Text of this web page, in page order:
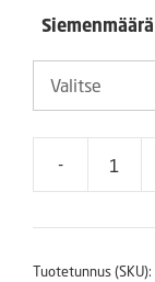
Siemenmäärä
-
Tuotetunnus (SKU):